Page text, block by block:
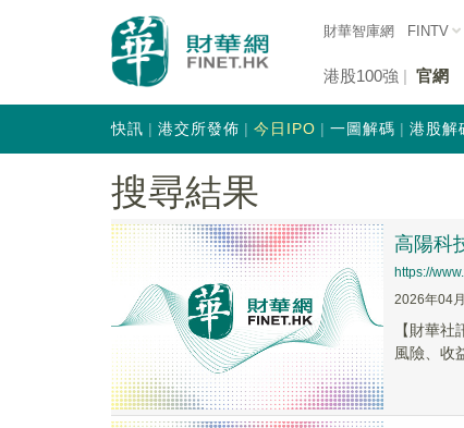
財華智庫網 FINTV
港股100強 官網
快訊 港交所發佈 今日IPO 一圖解碼 港股解
搜尋結果
高陽科
https://
2026年04
【財華
風險、收